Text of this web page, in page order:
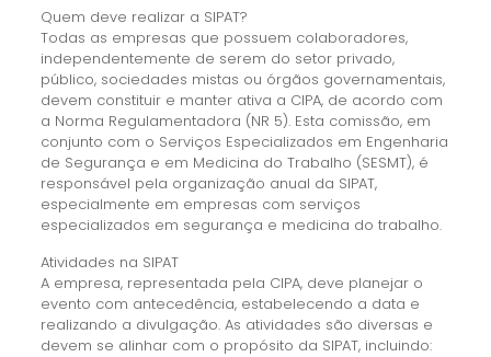
Quem deve realizar a SIPAT?
Todas as empresas que possuem colaboradores,
independentemente de serem do setor privado,
público, sociedades mistas ou órgãos governamentais,
devem constituir e manter ativa a CIPA, de acordo com
a Norma Regulamentadora (NR 5). Esta comissão, em
conjunto com o Serviços Especializados em Engenharia
de Segurança e em Medicina do Trabalho (SESMT), é
responsável pela organização anual da SIPAT,
especialmente em empresas com serviços
especializados em segurança e medicina do trabalho.
Atividades na SIPAT
A empresa, representada pela CIPA, deve planejar o
evento com antecedência, estabelecendo a data e
realizando a divulgação. As atividades são diversas e
devem se alinhar com o propósito da SIPAT, incluindo: